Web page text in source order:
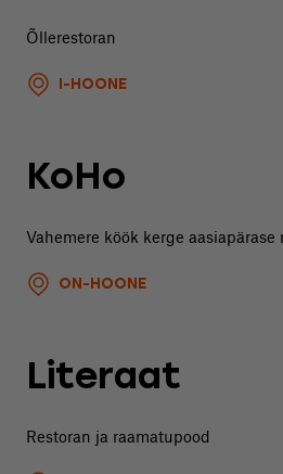
Õllerestoran
I-HOONE
KoHo
Vahemere köök kerge aasiapärase
ON-HOONE
Literaat
Restoran ja raamatupood